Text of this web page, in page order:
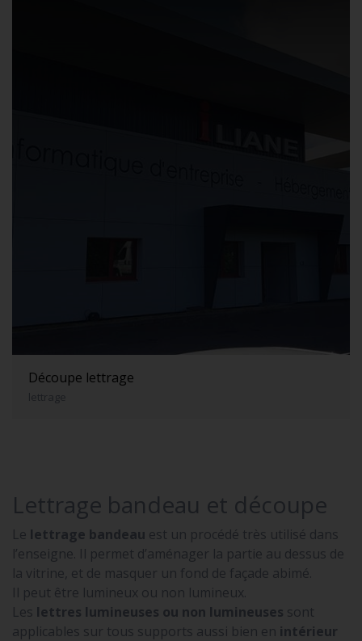
Découpe lettrage
lettrage
Lettrage bandeau et découpe
Le lettrage bandeau est un procédé très utilisé dans
l’enseigne. Il permet d’aménager la partie au dessus de
la vitrine, et de masquer un fond de façade abimé.
Il peut être lumineux ou non lumineux.
Les lettres lumineuses ou non lumineuses sont
applicables sur tous supports aussi bien en intérieur